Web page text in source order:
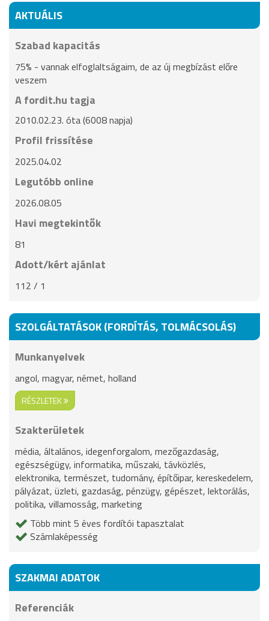
AKTUÁLIS
Szabad kapacitás
75% - vannak elfoglaltságaim, de az új megbízást előre
veszem
A fordit.hu tagja
2010.02.23. óta (6008 napja)
Profil frissítése
2025.04.02
Legutóbb online
2026.08.05
Havi megtekintők
81
Adott/kért ajánlat
112 / 1
SZOLGÁLTATÁSOK (FORDÍTÁS, TOLMÁCSOLÁS)
Munkanyelvek
angol, magyar, német, holland
RÉSZLETEK
Szakterületek
média, általános, idegenforgalom, mezőgazdaság,
egészségügy, informatika, műszaki, távközlés,
elektronika, természet, tudomány, építőipar, kereskedelem,
pályázat, üzleti, gazdaság, pénzügy, gépészet, lektorálás,
politika, villamosság, marketing
Több mint 5 éves fordítói tapasztalat
Számlaképesség
SZAKMAI ADATOK
Referenciák